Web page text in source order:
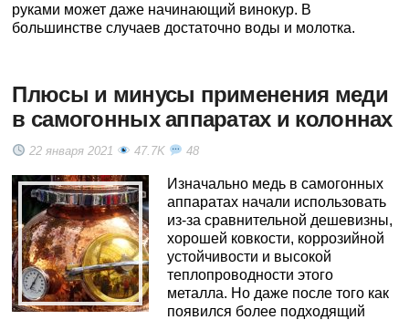
руками может даже начинающий винокур. В
большинстве случаев достаточно воды и молотка.
Плюсы и минусы применения меди
в самогонных аппаратах и колоннах
22 января 2021 47.7K 48
Изначально медь в самогонных
аппаратах начали использовать
из-за сравнительной дешевизны,
хорошей ковкости, коррозийной
устойчивости и высокой
теплопроводности этого
металла. Но даже после того как
появился более подходящий